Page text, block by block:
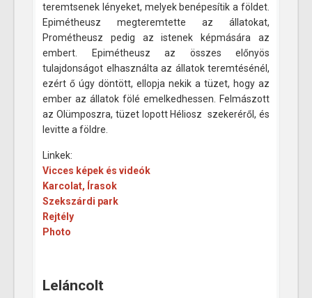
teremtsenek lényeket, melyek benépesítik a földet.
Epimétheusz megteremtette az állatokat,
Prométheusz pedig az istenek képmására az
embert. Epimétheusz az összes előnyös
tulajdonságot elhasználta az állatok teremtésénél,
ezért ő úgy döntött, ellopja nekik a tüzet, hogy az
ember az állatok fölé emelkedhessen. Felmászott
az Olümposzra, tüzet lopott Héliosz szekeréről, és
levitte a földre.
Linkek:
Vicces képek és videók
Karcolat, Írasok
Szekszárdi park
Rejtély
Photo
Leláncolt